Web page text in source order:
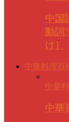
中国
動詞
け］
中華料理百
中華
中華